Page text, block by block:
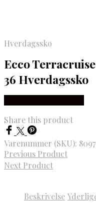
Hverdagssko
Ecco
36 Hverdagssko
Share this product
Varenummer (SKU):
Previous Product
Next Product
Beskrivelse